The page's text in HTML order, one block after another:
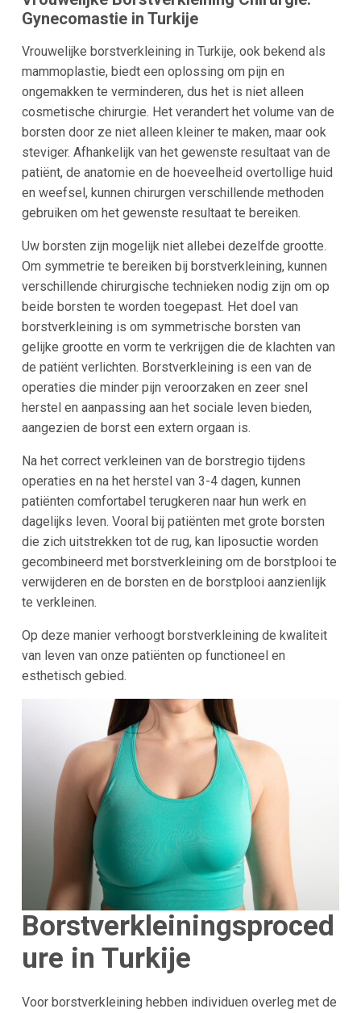
Gynecomastie in Turkije
Vrouwelijke borstverkleining in Turkije, ook bekend als
mammoplastie, biedt een oplossing om pijn en
ongemakken te verminderen, dus het is niet alleen
cosmetische chirurgie. Het verandert het volume van de
borsten door ze niet alleen kleiner te maken, maar ook
steviger. Afhankelijk van het gewenste resultaat van de
patiënt, de anatomie en de hoeveelheid overtollige huid
en weefsel, kunnen chirurgen verschillende methoden
gebruiken om het gewenste resultaat te bereiken.
Uw borsten zijn mogelijk niet allebei dezelfde grootte.
Om symmetrie te bereiken bij borstverkleining, kunnen
verschillende chirurgische technieken nodig zijn om op
beide borsten te worden toegepast. Het doel van
borstverkleining is om symmetrische borsten van
gelijke grootte en vorm te verkrijgen die de klachten van
de patiënt verlichten. Borstverkleining is een van de
operaties die minder pijn veroorzaken en zeer snel
herstel en aanpassing aan het sociale leven bieden,
aangezien de borst een extern orgaan is.
Na het correct verkleinen van de borstregio tijdens
operaties en na het herstel van 3-4 dagen, kunnen
patiënten comfortabel terugkeren naar hun werk en
dagelijks leven. Vooral bij patiënten met grote borsten
die zich uitstrekken tot de rug, kan liposuctie worden
gecombineerd met borstverkleining om de borstplooi te
verwijderen en de borsten en de borstplooi aanzienlijk
te verkleinen.
Op deze manier verhoogt borstverkleining de kwaliteit
van leven van onze patiënten op functioneel en
esthetisch gebied.
Borstverkleiningsproced
ure in Turkije
Voor borstverkleining hebben individuen overleg met de